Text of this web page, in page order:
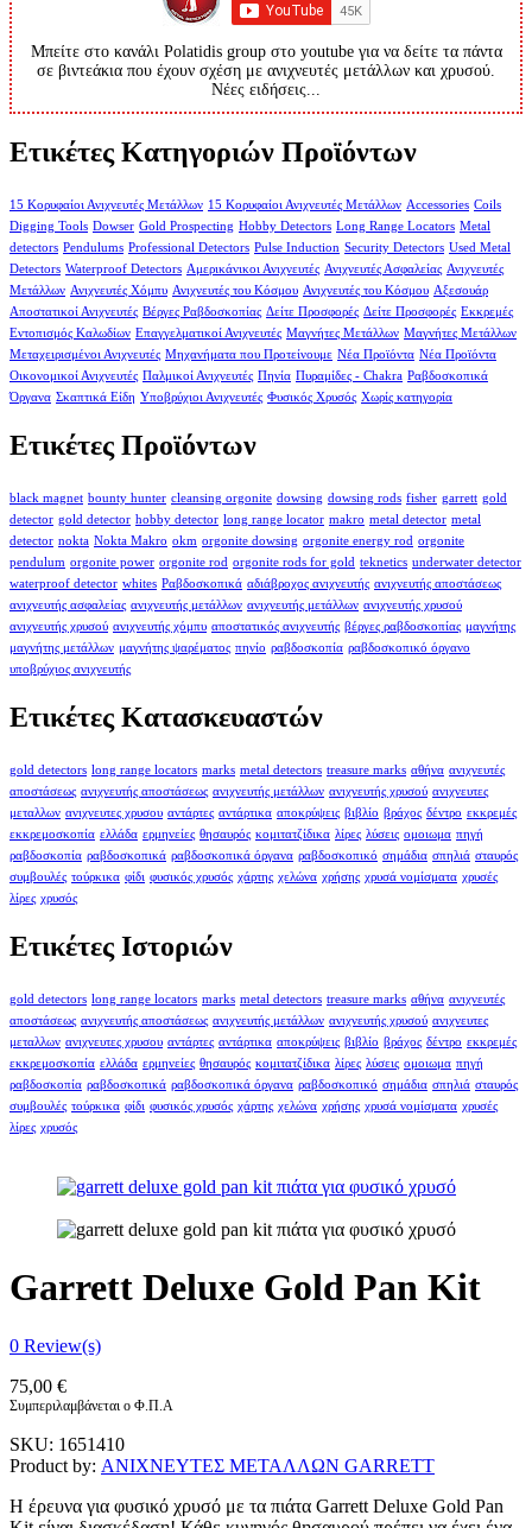
Μπείτε στο κανάλι Polatidis group στο youtube για να δείτε τα πάντα
σε βιντεάκια που έχουν σχέση με ανιχνευτές μετάλλων και χρυσού.
Νέες ειδήσεις...
Ετικέτες Κατηγοριών Προϊόντων
15 Κορυφαίοι Ανιχνευτές Μετάλλων 15 Κορυφαίοι Ανιχνευτές Μετάλλων Accessories Coils
Digging Tools Dowser Gold Prospecting Hobby Detectors Long Range Locators Metal
detectors Pendulums Professional Detectors Pulse Induction Security Detectors Used Metal
Detectors Waterproof Detectors Αμερικάνικοι Ανιχνευτές Ανιχνευτές Ασφαλείας Ανιχνευτές
Μετάλλων Ανιχνευτές Χόμπυ Ανιχνευτές του Κόσμου Ανιχνευτές του Κόσμου Αξεσουάρ
Αποστατικοί Ανιχνευτές Βέργες Ραβδοσκοπίας Δείτε Προσφορές Δείτε Προσφορές Εκκρεμές
Εντοπισμός Καλωδίων Επαγγελματικοί Ανιχνευτές Μαγνήτες Μετάλλων Μαγνήτες Μετάλλων
Μεταχειρισμένοι Ανιχνευτές Μηχανήματα που Προτείνουμε Νέα Προϊόντα Νέα Προϊόντα
Οικονομικοί Ανιχνευτές Παλμικοί Ανιχνευτές Πηνία Πυραμίδες - Chakra Ραβδοσκοπικά
Όργανα Σκαπτικά Είδη Υποβρύχιοι Ανιχνευτές Φυσικός Χρυσός Χωρίς κατηγορία
Ετικέτες Προϊόντων
black magnet bounty hunter cleansing orgonite dowsing dowsing rods fisher garrett gold
detector gold detector hobby detector long range locator makro metal detector metal
detector nokta Nokta Makro okm orgonite dowsing orgonite energy rod orgonite
pendulum orgonite power orgonite rod orgonite rods for gold teknetics underwater detector
waterproof detector whites Ραβδοσκοπικά αδιάβροχος ανιχνευτής ανιχνευτής αποστάσεως
ανιχνευτής ασφαλείας ανιχνευτής μετάλλων ανιχνευτής μετάλλων ανιχνευτής χρυσού
ανιχνευτής χρυσού ανιχνευτής χόμπυ αποστατικός ανιχνευτής βέργες ραβδοσκοπίας μαγνήτης
μαγνήτης μετάλλων μαγνήτης ψαρέματος πηνίο ραβδοσκοπία ραβδοσκοπικό όργανο
υποβρύχιος ανιχνευτής
Ετικέτες Κατασκευαστών
gold detectors long range locators marks metal detectors treasure marks αθήνα ανιχνευτές
αποστάσεως ανιχνευτής αποστάσεως ανιχνευτής μετάλλων ανιχνευτής χρυσού ανιχνευτες
μεταλλων ανιχνευτες χρυσου αντάρτες αντάρτικα αποκρύψεις βιβλίο βράχος δέντρο εκκρεμές
εκκρεμοσκοπία ελλάδα ερμηνείες θησαυρός κομιτατζίδικα λίρες λύσεις ομοιωμα πηγή
ραβδοσκοπία ραβδοσκοπικά ραβδοσκοπικά όργανα ραβδοσκοπικό σημάδια σπηλιά σταυρός
συμβουλές τούρκικα φίδι φυσικός χρυσός χάρτης χελώνα χρήσης χρυσά νομίσματα χρυσές
λίρες χρυσός
Ετικέτες Ιστοριών
gold detectors long range locators marks metal detectors treasure marks αθήνα ανιχνευτές
αποστάσεως ανιχνευτής αποστάσεως ανιχνευτής μετάλλων ανιχνευτής χρυσού ανιχνευτες
μεταλλων ανιχνευτες χρυσου αντάρτες αντάρτικα αποκρύψεις βιβλίο βράχος δέντρο εκκρεμές
εκκρεμοσκοπία ελλάδα ερμηνείες θησαυρός κομιτατζίδικα λίρες λύσεις ομοιωμα πηγή
ραβδοσκοπία ραβδοσκοπικά ραβδοσκοπικά όργανα ραβδοσκοπικό σημάδια σπηλιά σταυρός
συμβουλές τούρκικα φίδι φυσικός χρυσός χάρτης χελώνα χρήσης χρυσά νομίσματα χρυσές
λίρες χρυσός
Garrett Deluxe Gold Pan Kit
0 Review(s)
75,00 €
Συμπεριλαμβάνεται ο Φ.Π.Α
SKU: 1651410
Product by: ΑΝΙΧΝΕΥΤΕΣ ΜΕΤΑΛΛΩΝ GARRETT
Η έρευνα για φυσικό χρυσό με τα πιάτα Garrett Deluxe Gold Pan